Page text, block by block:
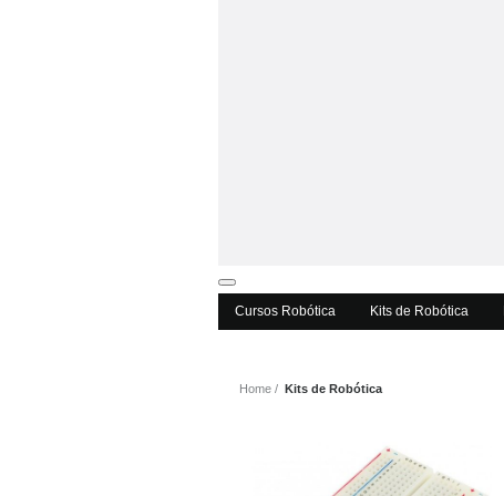
Cursos Robótica Kits de Robótica
Home Kits de Robótica